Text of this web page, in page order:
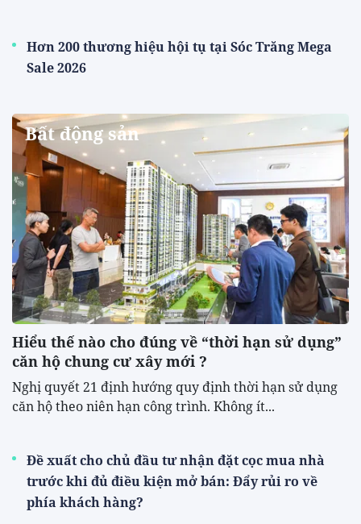
Hơn 200 thương hiệu hội tụ tại Sóc Trăng Mega
Sale 2026
Bất động sản
Hiểu thế nào cho đúng về “thời hạn sử dụng”
căn hộ chung cư xây mới ?
Nghị quyết 21 định hướng quy định thời hạn sử dụng
căn hộ theo niên hạn công trình. Không ít...
Đề xuất cho chủ đầu tư nhận đặt cọc mua nhà
trước khi đủ điều kiện mở bán: Đẩy rủi ro về
phía khách hàng?